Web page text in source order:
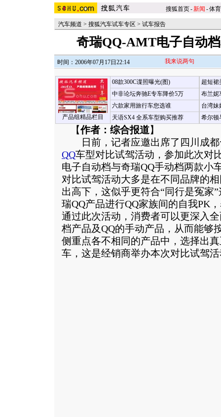
搜狐首页-新闻 -体育
汽车频道 > 搜狐汽车试车专区 > 试车报告
奇瑞QQ-AMT电子自动
时间：2006年07月17日22:14 我来说两句
产品组精品栏目
08款300C谍照曝光(图)
中非论坛奔驰E专车降价5万
六款家用旅行车您选谁
天语SX4 全系车型购买推荐
超短裙
布兰妮
台湾妹
希尔顿
【作者：综合报道】
日前，记者应邀出席了四川成都
QQ车型对比试驾活动，参加此次对
电子自动档与奇瑞QQ手动档两款小
对比试驾活动大多是在不同品牌的
出高下，这似乎更符合“同行是冤家
瑞QQ产品进行QQ家族间的自我PK
通过此次活动，消费者可以更深入
档产品及QQ的手动产品，从而能够
侧重点各不相同的产品中，选择出
车，这是经销商举办本次对比试驾